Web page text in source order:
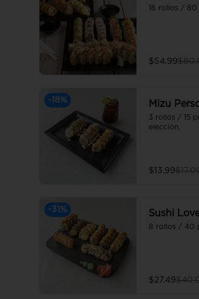
16 rollos / 80
$54.99
-18% Mizu
3 rollos / 15
eleccion.
$13.99
-31 % Sushi
8 rollos / 40
$27.49